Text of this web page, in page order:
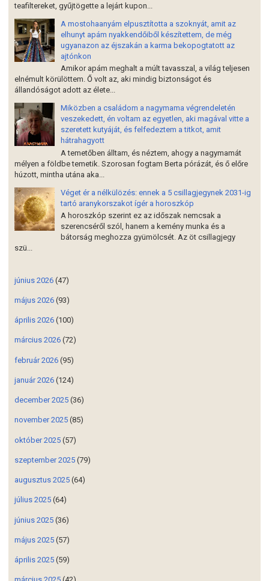
teafiltereket, gyűjtögette a lejárt kupon...
A mostohaanyám elpusztította a szoknyát, amit az
elhunyt apám nyakkendőiből készítettem, de még
ugyanazon az éjszakán a karma bekopogtatott az
ajtónkon
Amikor apám meghalt a múlt tavasszal, a világ teljesen
elnémult körülöttem. Ő volt az, aki mindig biztonságot és
állandóságot adott az élete...
Miközben a családom a nagymama végrendeletén
veszekedett, én voltam az egyetlen, aki magával vitte a
szeretett kutyáját, és felfedeztem a titkot, amit
hátrahagyott
A temetőben álltam, és néztem, ahogy a nagymamát
mélyen a földbe temetik. Szorosan fogtam Berta pórázát, és ő előre
húzott, mintha utána aka...
Véget ér a nélkülözés: ennek a 5 csillagjegynek 2031-ig
tartó aranykorszakot ígér a horoszkóp
A horoszkóp szerint ez az időszak nemcsak a
szerencséről szól, hanem a kemény munka és a
bátorság meghozza gyümölcsét. Az öt csillagjegy
szü...
június 2026 (47)
május 2026 (93)
április 2026 (100)
március 2026 (72)
február 2026 (95)
január 2026 (124)
december 2025 (36)
november 2025 (85)
október 2025 (57)
szeptember 2025 (79)
augusztus 2025 (64)
július 2025 (64)
június 2025 (36)
május 2025 (57)
április 2025 (59)